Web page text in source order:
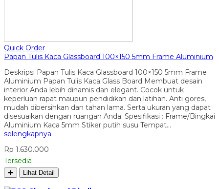
Quick Order
Papan Tulis Kaca Glassboard 100×150 5mm Frame Aluminium
Deskripsi Papan Tulis Kaca Glassboard 100×150 5mm Frame
Aluminium Papan Tulis Kaca Glass Board Membuat desain
interior Anda lebih dinamis dan elegant. Cocok untuk
keperluan rapat maupun pendidikan dan latihan. Anti gores,
mudah dibersihkan dan tahan lama. Serta ukuran yang dapat
disesuaikan dengan ruangan Anda. Spesifikasi : Frame/Bingkai
Aluminium Kaca 5mm Stiker putih susu Tempat…
selengkapnya
Rp 1.630.000
Tersedia
✚ Lihat Detail